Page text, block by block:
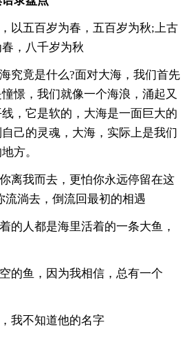
以五百岁为春，五百岁为秋;上古
，八千岁为秋
究竟是什么?面对大海，我们首先
憬，我们就像一个海浪，涌起又
，它是软的，大海是一面巨大的
己的灵魂，大海，实际上是我们
方。
离我而去，更怕你永远停留在这
流淌去，倒流回最初的相遇
的人都是海里活着的一条大鱼，
的鱼，因为我相信，总有一个
我不知道他的名字